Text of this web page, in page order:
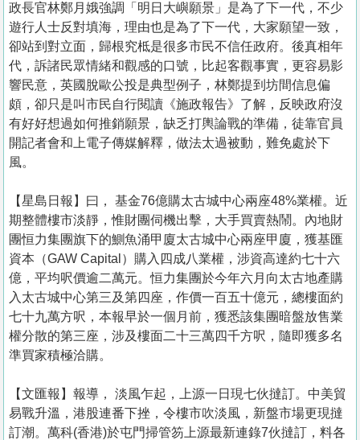
政長官林鄭月娥強調「明日大嶼願景」是為了下一代，不少
遊行人士反對填海，理由也是為了下一代，大家願望一致，
卻站到對立面，歸根究柢是很多市民不信任政府。後真相年
代，訴諸民眾情緒和觀感的口號，比起客觀事實，更容易影
響民意，英國脫歐公投是典型例子，林鄭提到坊間信息偏
頗，卻只是叫市民自行閱讀《施政報告》了解，反映政府沒
有好好想過如何推銷願景，缺乏打輿論戰的準備，徒靠官員
開記者會和上電子傳媒解釋，做法太過被動，難免處於下
風。
【星島日報】曰， 基金76億購太古城中心兩座48%業權。近
期整體樓市淡靜，惟財團伺機出擊，大手買賣熱鬧。內地財
團恒力集團旗下的鰂魚涌甲廈太古城中心兩座甲廈，獲基匯
資本（GAW Capital）購入四成八業權，涉資高達約七十六
億，平均呎價逾二萬元。恒力集團於今年六月向太古地產購
入太古城中心第三及第四座，作價一百五十億元，總樓面約
七十九萬方呎，本報早於一個月前，獲悉該集團暗盤放售業
權分散的第三座，涉及樓面二十三萬四千方呎，隨即獲多名
準買家積極洽購。
【文匯報】報導， 淡風乍起，上源一日現七伙撻訂。中美貿
易戰升溫，港股連番下挫，令樓市吹淡風，新盤市場更現撻
訂潮。萬科(香港)於屯門掃管笏上源最新連錄7伙撻訂，料各